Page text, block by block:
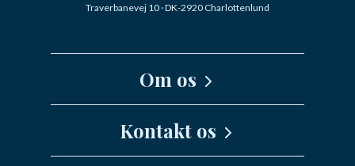
Traverbanevej 10 · DK-2920 Charlottenlund
Om os
Kontakt os